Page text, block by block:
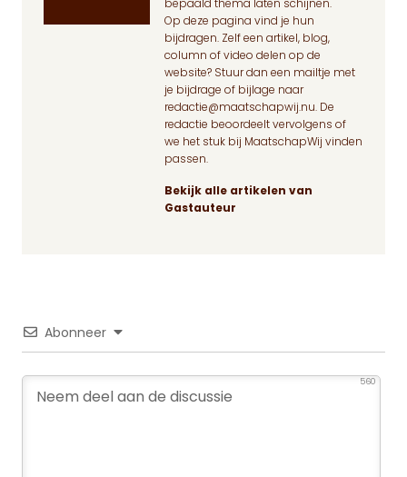
bepaald thema laten schijnen.
Op deze pagina vind je hun
bijdragen. Zelf een artikel, blog,
column of video delen op de
website? Stuur dan een mailtje met
je bijdrage of bijlage naar
redactie@maatschapwij.nu. De
redactie beoordeelt vervolgens of
we het stuk bij MaatschapWij vinden
passen.
Bekijk alle artikelen van
Gastauteur
Abonneer
560